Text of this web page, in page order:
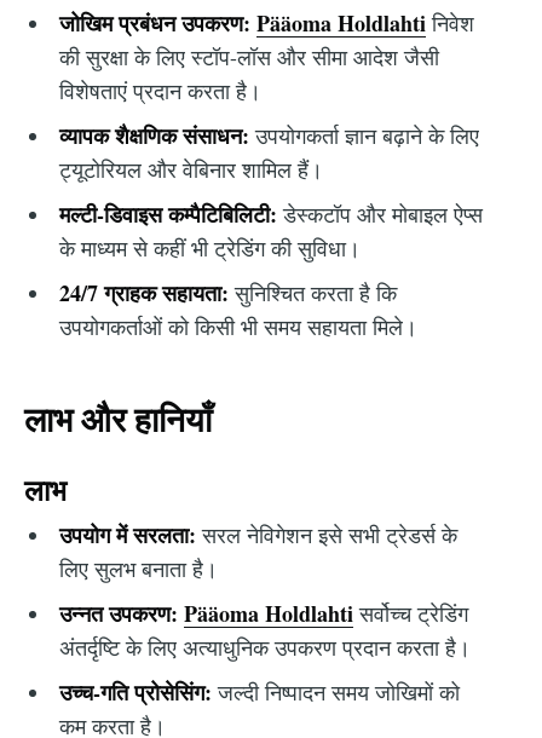
जोखिम प्रबंधन उपकरण: Pääoma Holdlahtiनिवेश
की सुरक्षा के लिए स्टॉप-लॉस और सीमा आदेश जैसी
विशेषताएं प्रदान करता है।
व्यापक शैक्षणिक संसाधन: उपयोगकर्ता ज्ञान बढ़ाने के लिए
ट्यूटोरियल और वेबिनार शामिल हैं।
मल्टी-डिवाइस कम्पैटिबिलिटी: डेस्कटॉप और मोबाइल ऐप्स
के माध्यम से कहीं भी ट्रेडिंग की सुविधा।
24/7 ग्राहक सहायता: सुनिश्चित करता है कि
उपयोगकर्ताओं को किसी भी समय सहायता मिले।
लाभ और हानियाँ
लाभ
उपयोग में सरलता: सरल नेविगेशन इसे सभी ट्रेडर्स के
लिए सुलभ बनाता है।
उन्नत उपकरण: Pääoma Holdlahtiसर्वोच्च ट्रेडिंग
अंतर्दृष्टि के लिए अत्याधुनिक उपकरण प्रदान करता है।
उच्च-गति प्रोसेसिंग: जल्दी निष्पादन समय जोखिमों को
कम करता है।